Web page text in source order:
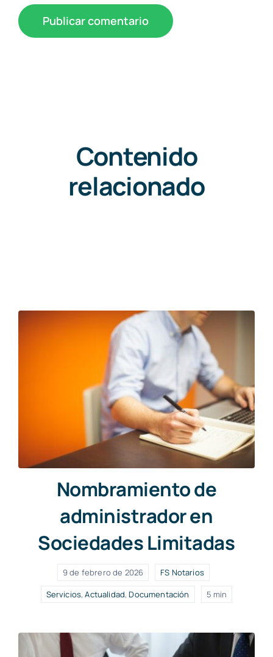
Contenido
relacionado
Nombramiento de
administrador en
Sociedades Limitadas
9 de febrero de 2026
FS Notarios
Servicios,Actualidad,Documentación 5 min